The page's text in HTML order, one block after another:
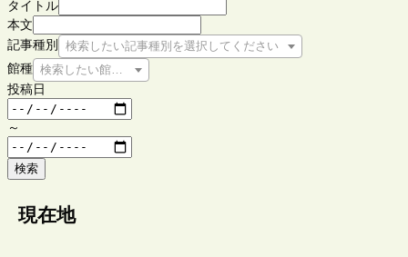
タイトル
本文
記事種別
検索したい記事種別を選択してください
館種 検索したい館種を選択してください
投稿日
～
検索
現在地